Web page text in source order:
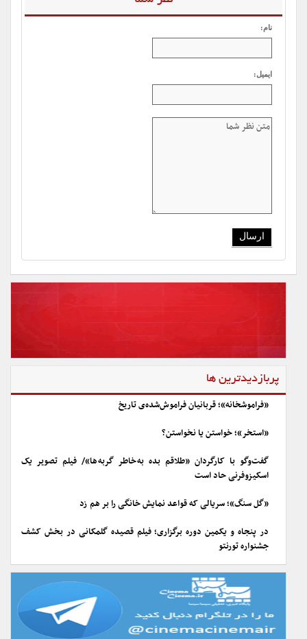
نام:
ایمیل:
پربازدیدترین ها
«فراموشخانه»؛ قربانیان فراموش‌شده‌ی تاریخ
«استخر»؛ خواستن یا نخواستن؟
گفت‌وگو با کارگردان «طلاقم بده به خاطر گربه ها»/ فیلم تصویر یک
اسکیزوفرنی حاد است
«گل سنگ»؛ سریالی که قواعد نمایش خانگی را بر هم زد
در پنجاه و یکمین دوره برگزاری؛ فیلم قصیده گلمکانی در بخش کشف
جشنواره تورنتو